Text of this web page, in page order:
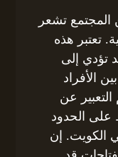
تشعر
تعتبر هذه
تؤدي إلى
الأفراد
عن
على الحدود
الكويت. إن